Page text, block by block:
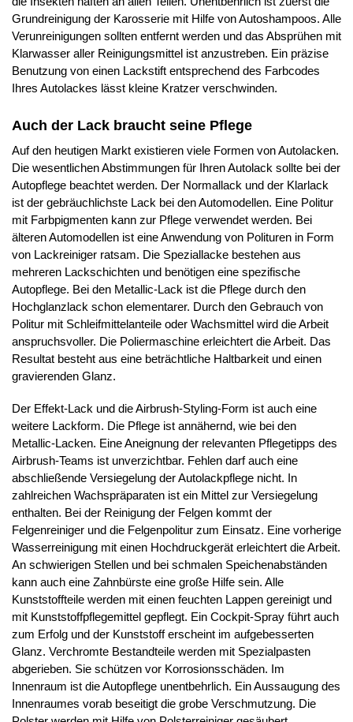
Grundreinigung der Karosserie mit Hilfe von Autoshampoos. Alle
Verunreinigungen sollten entfernt werden und das Absprühen mit
Klarwasser aller Reinigungsmittel ist anzustreben. Ein präzise
Benutzung von einen Lackstift entsprechend des Farbcodes
Ihres Autolackes lässt kleine Kratzer verschwinden.
Auch der Lack braucht seine Pflege
Auf den heutigen Markt existieren viele Formen von Autolacken.
Die wesentlichen Abstimmungen für Ihren Autolack sollte bei der
Autopflege beachtet werden. Der Normallack und der Klarlack
ist der gebräuchlichste Lack bei den Automodellen. Eine Politur
mit Farbpigmenten kann zur Pflege verwendet werden. Bei
älteren Automodellen ist eine Anwendung von Polituren in Form
von Lackreiniger ratsam. Die Speziallacke bestehen aus
mehreren Lackschichten und benötigen eine spezifische
Autopflege. Bei den Metallic-Lack ist die Pflege durch den
Hochglanzlack schon elementarer. Durch den Gebrauch von
Politur mit Schleifmittelanteile oder Wachsmittel wird die Arbeit
anspruchsvoller. Die Poliermaschine erleichtert die Arbeit. Das
Resultat besteht aus eine beträchtliche Haltbarkeit und einen
gravierenden Glanz.
Der Effekt-Lack und die Airbrush-Styling-Form ist auch eine
weitere Lackform. Die Pflege ist annähernd, wie bei den
Metallic-Lacken. Eine Aneignung der relevanten Pflegetipps des
Airbrush-Teams ist unverzichtbar. Fehlen darf auch eine
abschließende Versiegelung der Autolackpflege nicht. In
zahlreichen Wachspräparaten ist ein Mittel zur Versiegelung
enthalten. Bei der Reinigung der Felgen kommt der
Felgenreiniger und die Felgenpolitur zum Einsatz. Eine vorherige
Wasserreinigung mit einen Hochdruckgerät erleichtert die Arbeit.
An schwierigen Stellen und bei schmalen Speichenabständen
kann auch eine Zahnbürste eine große Hilfe sein. Alle
Kunststoffteile werden mit einen feuchten Lappen gereinigt und
mit Kunststoffpflegemittel gepflegt. Ein Cockpit-Spray führt auch
zum Erfolg und der Kunststoff erscheint im aufgebesserten
Glanz. Verchromte Bestandteile werden mit Spezialpasten
abgerieben. Sie schützen vor Korrosionsschäden. Im
Innenraum ist die Autopflege unentbehrlich. Ein Aussaugung des
Innenraumes vorab beseitigt die grobe Verschmutzung. Die